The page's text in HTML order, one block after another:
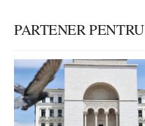
PARTENER PENTRU